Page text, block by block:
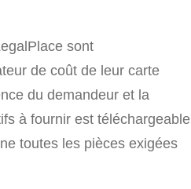
sont
de coût de leur carte
du demandeur et la
à fournir est téléchargeable
toutes les pièces exigées